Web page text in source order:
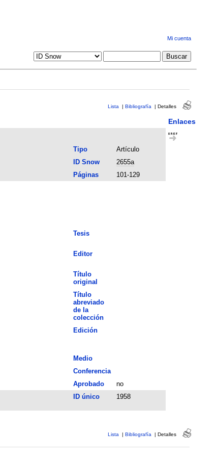
Mi cuenta
Lista | Bibliografía | Detalles
Enlaces
Tipo
Artículo
ID Snow
2655a
Páginas
101-129
Tesis
Editor
Título
original
Título
abreviado
de la
colección
Edición
Medio
Conferencia
Aprobado
no
ID único 1958
Lista | Bibliografía | Detalles